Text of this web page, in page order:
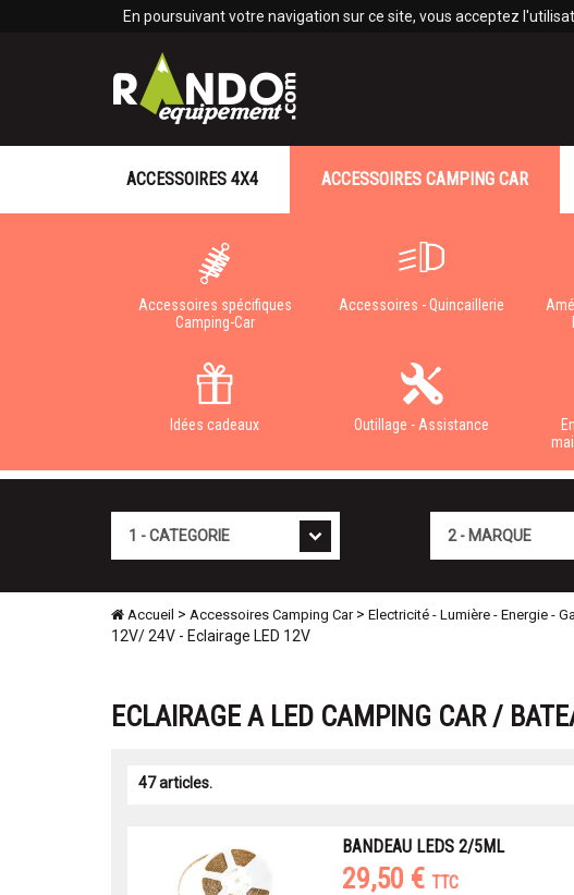
En poursuivant votre navigation sur ce site, vous acceptez
ACCESSOIRES 4X4 ACCESSOIRES CAMPING CAR
Accessoires spécifiques
Camping-Car
Accessoires - Quincaillerie
Idées cadeaux Outillage - Assistance
Accueil > Accessoires Camping Car> Electricité - Lumière - Energie -
12V/ 24V - Eclairage LED 12V
ECLAIRAGE A LED CAMPING CAR /
47 articles.
BANDEAU LEDS 2/5ML
29,50 € TTC
Panneau de gestion des cookies